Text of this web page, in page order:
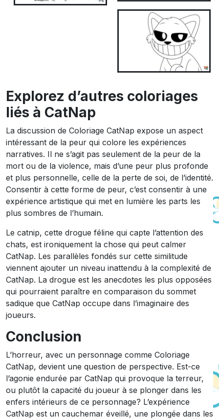
Explorez d’autres coloriages
liés à CatNap
La discussion de Coloriage CatNap expose un aspect
intéressant de la peur qui colore les expériences
narratives. Il ne s’agit pas seulement de la peur de la
mort ou de la violence, mais d’une peur plus profonde
et plus personnelle, celle de la perte de soi, de l’identité.
Consentir à cette forme de peur, c’est consentir à une
expérience artistique qui met en lumière les parts les
plus sombres de l’humain.
Le catnip, cette drogue féline qui capte l’attention des
chats, est ironiquement la chose qui peut calmer
CatNap. Les parallèles fondés sur cette similitude
viennent ajouter un niveau inattendu à la complexité de
CatNap. La drogue est les anecdotes les plus opposées
qui pourraient paraître en comparaison du sommet
sadique que CatNap occupe dans l’imaginaire des
joueurs.
Conclusion
L’horreur, avec un personnage comme Coloriage
CatNap, devient une question de perspective. Est-ce
l’agonie endurée par CatNap qui provoque la terreur,
ou plutôt la capacité du joueur à se plonger dans les
enfers intérieurs de ce personnage? L’expérience
CatNap est un cauchemar éveillé, une plongée dans les